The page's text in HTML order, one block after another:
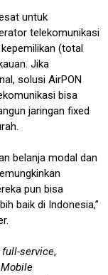
untuk
telekomunikasi
(total
Jika
solusi AirPON
bisa
jaringan fixed
belanja modal dan
pun bisa
baik di Indonesia,”
full-service,